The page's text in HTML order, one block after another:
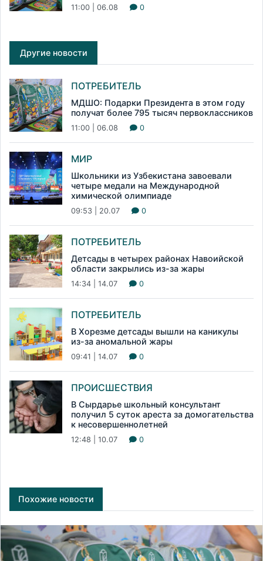
11:00 | 06.08 0
Другие новости
ПОТРЕБИТЕЛЬ
МДШО: Подарки Президента в этом году
получат более 795 тысяч первоклассников
11:00 | 06.08 0
МИР
Школьники из Узбекистана завоевали
четыре медали на Международной
химической олимпиаде
09:53 | 20.07 0
ПОТРЕБИТЕЛЬ
Детсады в четырех районах Навоийской
области закрылись из-за жары
14:34 | 14.07 0
ПОТРЕБИТЕЛЬ
В Хорезме детсады вышли на каникулы
из-за аномальной жары
09:41 | 14.07 0
ПРОИСШЕСТВИЯ
В Сырдарье школьный консультант
получил 5 суток ареста за домогательства
к несовершеннолетней
12:48 | 10.07 0
Похожие новости